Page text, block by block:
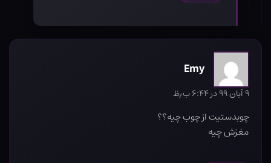
Emy
۹ آبان ۹۹ در ۶:۴۴ ب٫ظ
چوبدستیت از چوب چیه؟؟
مغزش چیه